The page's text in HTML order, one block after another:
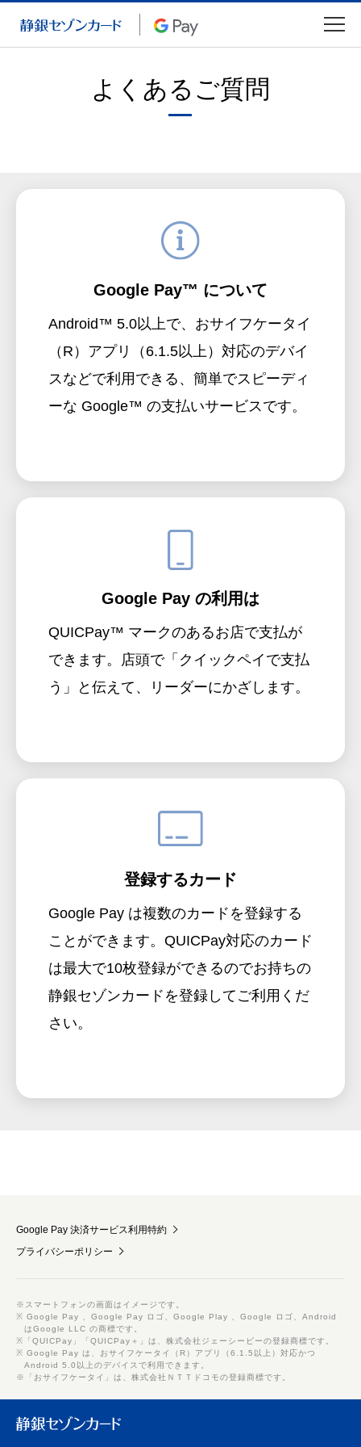
よくあるご質問
Google Pay™ について
Android™ 5.0以上で、おサイフケータイ
（R）アプリ（6.1.5以上）対応のデバイ
スなどで利用できる、簡単でスピーディ
ーな Google™ の支払いサービスです。
Google Pay の利用は
QUICPay™ マークのあるお店で支払が
できます。店頭で「クイックペイで支払
う」と伝えて、リーダーにかざします。
登録するカード
Google Pay は複数のカードを登録する
ことができます。QUICPay対応のカード
は最大で10枚登録ができるのでお持ちの
静銀セゾンカードを登録してご利用くだ
さい。
Google Pay 決済サービス利用特約
プライバシーポリシー
※スマートフォンの画面はイメージです。
※ Google Pay 、Google Pay ロゴ、Google Play 、Google ロゴ、Android
はGoogle LLC の商標です。
※「QUICPay」「QUICPay＋」は、株式会社ジェーシービーの登録商標です。
※ Google Pay は、おサイフケータイ（R）アプリ（6.1.5以上）対応かつ
Android 5.0以上のデバイスで利用できます。
※「おサイフケータイ」は、株式会社ＮＴＴドコモの登録商標です。